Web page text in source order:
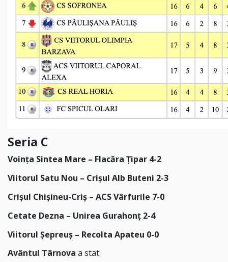
Seria C
Voința Sintea Mare – Flacăra Țipar 4-2
Viitorul Satu Nou – Crișul Alb Buteni 2-3
Crișul Chișineu-Criș – ACS Vârfurile 7-0
Cetate Dezna – Unirea Gurahonț 2-4
Viitorul Șepreuș – Recolta Apateu 0-0
Avântul Târnova a stat.